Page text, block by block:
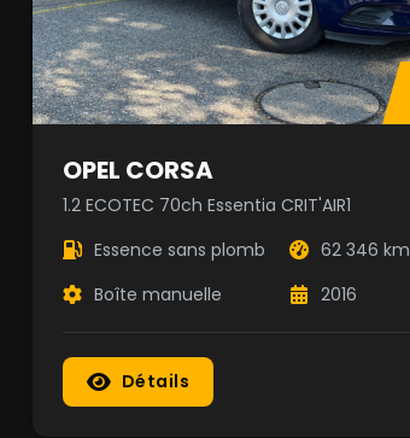
OPEL CORSA
1.2 ECOTEC 70ch Essentia CRIT'AIR1
Essence sans plomb
62 346 km
Boîte manuelle
2016
Détails